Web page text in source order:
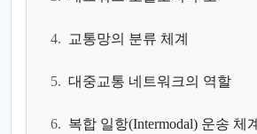
4. 교통망의 분류 체계
5. 대중교통 네트워크의 역할
6. 복합 일항(Intermodal) 운송 체계